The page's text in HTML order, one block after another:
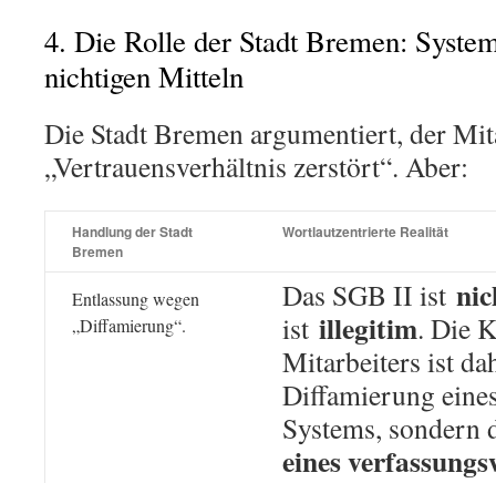
4. Die Rolle der Stadt Bremen:
nichtigen Mitteln
Die Stadt Bremen argumentiert, der
„Vertrauensverhältnis zerstört“. Aber:
Handlung der Stadt
Bremen
Wortlautzentrierte Realität
Entlassung wegen
„Diffamierung“.
Das SGB II ist
ist illegitim. Die
Mitarbeiters ist
Diffamierung
Systems,
eines